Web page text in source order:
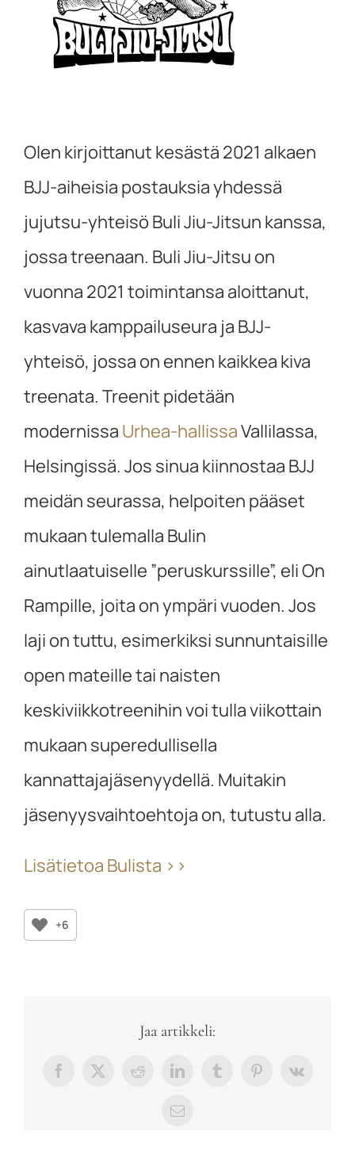
Olen kirjoittanut kesästä 2021 alkaen
BJJ-aiheisia postauksia yhdessä
jujutsu-yhteisö Buli Jiu-Jitsun kanssa,
jossa treenaan. Buli Jiu-Jitsu on
vuonna 2021 toimintansa aloittanut,
kasvava kamppailuseura ja BJJ-
yhteisö, jossa on ennen kaikkea kiva
treenata. Treenit pidetään
modernissa Urhea-hallissaVallilassa,
Helsingissä. Jos sinua kiinnostaa BJJ
meidän seurassa, helpoiten pääset
mukaan tulemalla Bulin
ainutlaatuiselle ”peruskurssille”, eli On
Rampille, joita on ympäri vuoden. Jos
laji on tuttu, esimerkiksi sunnuntaisille
open mateille tai naisten
keskiviikkotreenihin voi tulla viikottain
mukaan superedullisella
kannattajajäsenyydellä. Muitakin
jäsenyysvaihtoehtoja on, tutustu alla.
Lisätietoa Bulista >>
+6
Jaa artikkeli:
Facebook
X RedditLinkedInTumblrPinterest
Vk
sähköposti